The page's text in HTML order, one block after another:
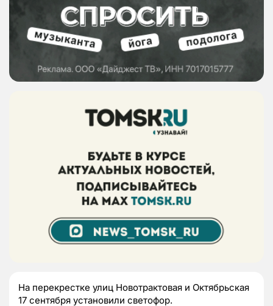
На перекрестке улиц Новотрактовая и Октябрьская
17 сентября установили светофор.